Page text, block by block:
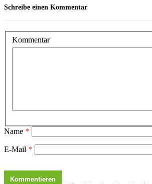
Schreibe einen Kommentar
Kommentar
Name *
E-Mail *